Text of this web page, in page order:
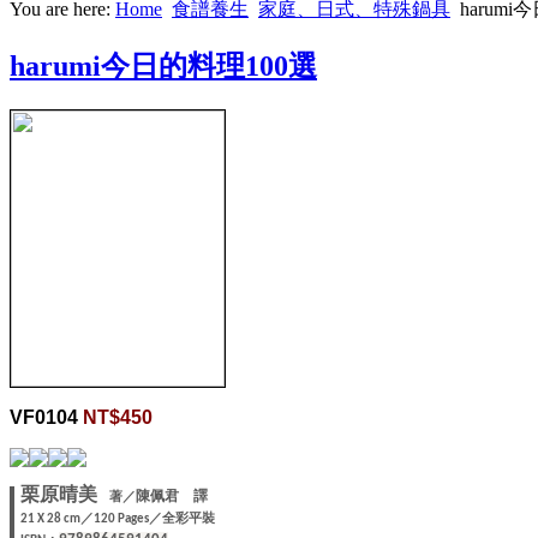
You are here: Home 食譜養生 家庭、日式、特殊鍋具 harumi
harumi今日的料理100選
VF0104 NT$450
栗原晴美 著／陳佩君 譯
21 X28 cm／120 Pages／全彩平裝